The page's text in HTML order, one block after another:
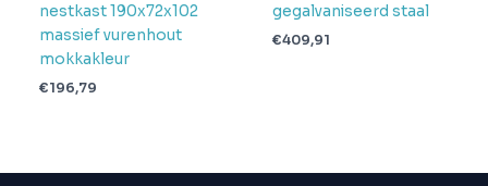
nestkast 190x72x102
massief vurenhout
mokkakleur
€196,79
gegalvaniseerd staal
€409,91